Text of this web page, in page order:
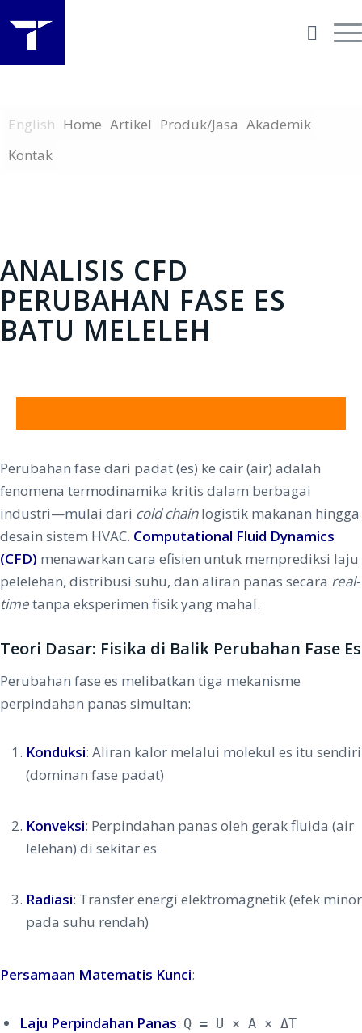
English Home Artikel Produk/Jasa Akademik
Kontak
ANALISIS CFD
PERUBAHAN FASE ES
BATU MELELEH
Perubahan fase dari padat (es) ke cair (air) adalah
fenomena termodinamika kritis dalam berbagai
industri—mulai dari cold chainlogistik makanan hingga
desain sistem HVAC. Computational Fluid Dynamics
(CFD) menawarkan cara efisien untuk memprediksi laju
pelelehan, distribusi suhu, dan aliran panas secara real-
timetanpa eksperimen fisik yang mahal.
Teori Dasar: Fisika di Balik Perubahan Fase Es
Perubahan fase es melibatkan tiga mekanisme
perpindahan panas simultan:
Konduksi: Aliran kalor melalui molekul es itu sendiri
(dominan fase padat)
Konveksi: Perpindahan panas oleh gerak fluida (air
lelehan) di sekitar es
Radiasi: Transfer energi elektromagnetik (efek minor
pada suhu rendah)
Persamaan Matematis Kunci:
Laju Perpindahan Panas: Q = U × A × ΔT